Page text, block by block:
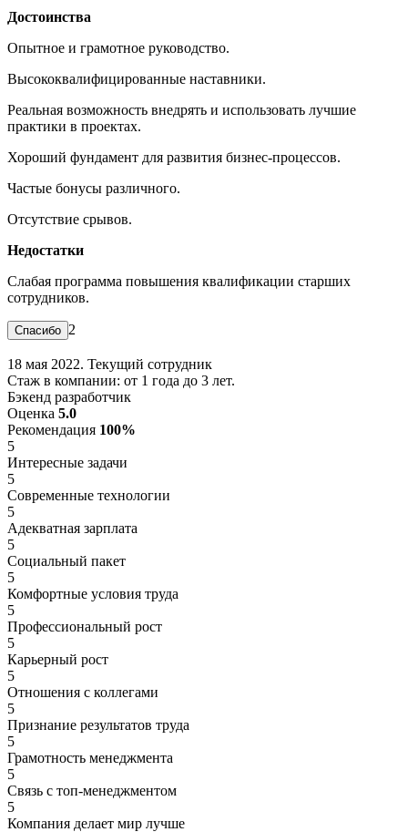
Достоинства
Опытное и грамотное руководство.
Высококвалифицированные наставники.
Реальная возможность внедрять и использовать лучшие
практики в проектах.
Хороший фундамент для развития бизнес-процессов.
Частые бонусы различного.
Отсутствие срывов.
Недостатки
Слабая программа повышения квалификации старших
сотрудников.
2
18 мая 2022. Текущий сотрудник
Стаж в компании: от 1 года до 3 лет.
Бэкенд разработчик
Оценка 5.0
Рекомендация 100%
5
Интересные задачи
5
Современные технологии
5
Адекватная зарплата
5
Социальный пакет
5
Комфортные условия труда
5
Профессиональный рост
5
Карьерный рост
5
Отношения с коллегами
5
Признание результатов труда
5
Грамотность менеджмента
5
Связь с топ-менеджментом
5
Компания делает мир лучше